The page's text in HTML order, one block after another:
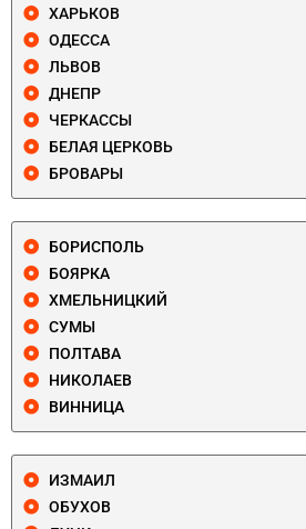
ХАРЬКОВ
ОДЕССА
ЛЬВОВ
ДНЕПР
ЧЕРКАССЫ
БЕЛАЯ ЦЕРКОВЬ
БРОВАРЫ
БОРИСПОЛЬ
БОЯРКА
ХМЕЛЬНИЦКИЙ
СУМЫ
ПОЛТАВА
НИКОЛАЕВ
ВИННИЦА
ИЗМАИЛ
ОБУХОВ